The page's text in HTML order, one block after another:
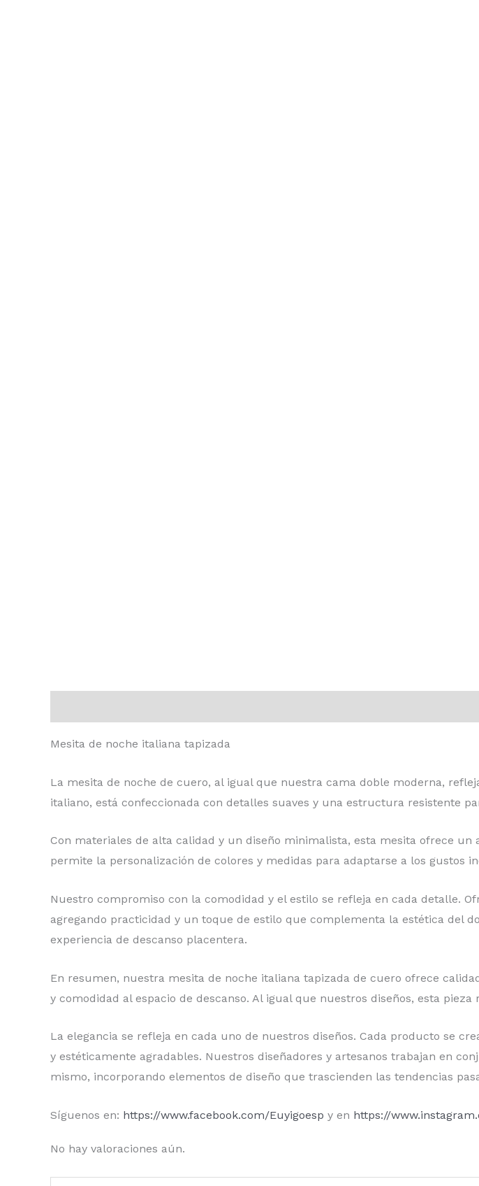
Mesita de noche italiana tapizada
La mesita de noche de cuero, al igual que nuestra cama doble moderna,
italiano, está confeccionada con detalles suaves y una estructura resistente
Con materiales de alta calidad y un diseño minimalista, esta mesita ofrece un
permite la personalización de colores y medidas para adaptarse a los gustos
Nuestro compromiso con la comodidad y el estilo se refleja en cada detalle.
agregando practicidad y un toque de estilo que complementa la estética del
experiencia de descanso placentera.
En resumen, nuestra mesita de noche italiana tapizada de cuero ofrece
y comodidad al espacio de descanso. Al igual que nuestros diseños, esta
La elegancia se refleja en cada uno de nuestros diseños. Cada producto se
y estéticamente agradables. Nuestros diseñadores y artesanos trabajan en
mismo, incorporando elementos de diseño que trascienden las tendencias
Síguenos en: https://www.facebook.com/Euyigoesp y en https://
No hay valoraciones aún.